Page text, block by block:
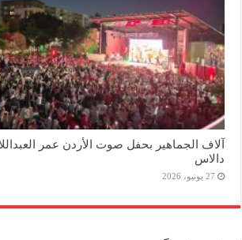
آلاف الجماهير بحفل صوت الأردن عمر
دالاس
27 يونيو، 2026